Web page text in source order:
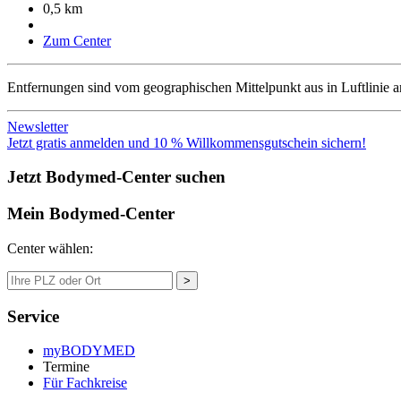
0,5 km
Zum Center
Entfernungen sind vom geographischen Mittelpunkt aus in Luftlinie
Newsletter
Jetzt gratis anmelden und 10 % Willkommensgutschein sichern!
Jetzt Bodymed-Center suchen
Mein Bodymed-Center
Center wählen:
>
Service
myBODYMED
Termine
Für Fachkreise